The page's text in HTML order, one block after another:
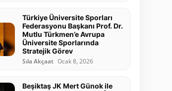
Türkiye Üniversite Sporları
Federasyonu Başkanı Prof. Dr.
Mutlu Türkmen’e Avrupa
Üniversite Sporlarında
Stratejik Görev
Sıla Akçaat Ocak 8, 2026
Beşiktaş JK Mert Günok ile